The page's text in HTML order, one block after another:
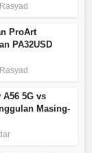
ProArt
PA32USD
A56 5G vs
Masing-